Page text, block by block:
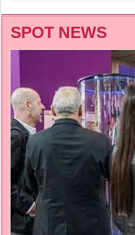
SPOT NEWS